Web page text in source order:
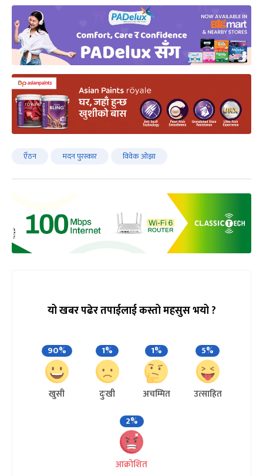
ऐँठन मदन पुरस्कार विवेक ओझा
यो खबर पढेर तपाईलाई कस्तो महसुस भयो ?
90%
खुसी
1%
दुःखी
1%
अचम्मित
5%
उत्साहित
2%
आक्रोशित